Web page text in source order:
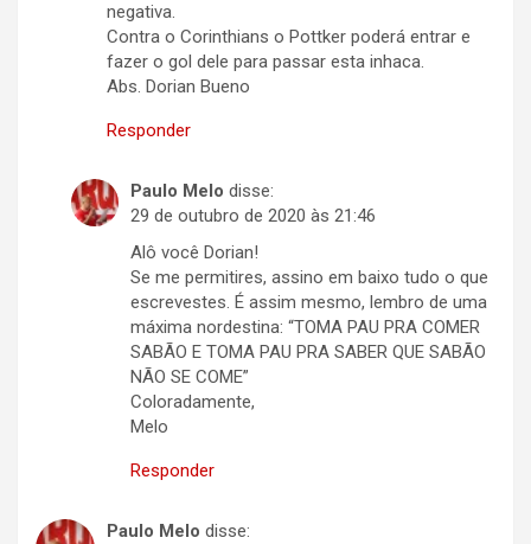
negativa.
Contra o Corinthians o Pottker poderá entrar e
fazer o gol dele para passar esta inhaca.
Abs. Dorian Bueno
Responder
Paulo Melo disse:
29 de outubro de 2020 às 21:46
Alô você Dorian!
Se me permitires, assino em baixo tudo o que
escrevestes. É assim mesmo, lembro de uma
máxima nordestina: “TOMA PAU PRA COMER
SABÃO E TOMA PAU PRA SABER QUE SABÃO
NÃO SE COME”
Coloradamente,
Melo
Responder
Paulo Melo disse: